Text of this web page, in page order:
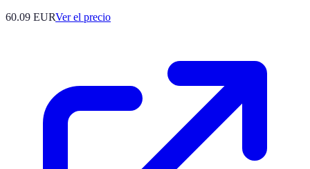
60.09 EURVer el precio